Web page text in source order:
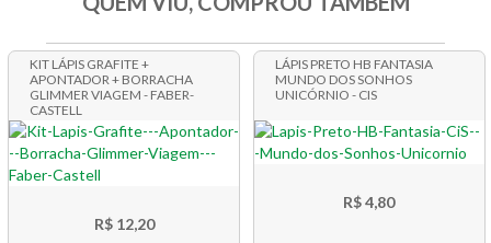
KIT LÁPIS GRAFITE +
APONTADOR + BORRACHA
GLIMMER VIAGEM - FABER-
CASTELL
R$ 12,20
LÁPIS PRETO HB FANTASIA
MUNDO DOS SONHOS
UNICÓRNIO - CIS
R$ 4,80